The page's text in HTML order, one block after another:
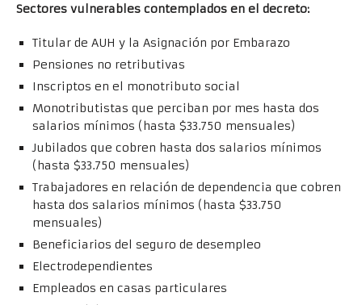
Sectores vulnerables contemplados en el decreto:
Titular de AUH y la Asignación por Embarazo
Pensiones no retributivas
Inscriptos en el monotributo social
Monotributistas que perciban por mes hasta dos
salarios mínimos (hasta $33.750 mensuales)
Jubilados que cobren hasta dos salarios mínimos
(hasta $33.750 mensuales)
Trabajadores en relación de dependencia que cobren
hasta dos salarios mínimos (hasta $33.750
mensuales)
Beneficiarios del seguro de desempleo
Electrodependientes
Empleados en casas particulares